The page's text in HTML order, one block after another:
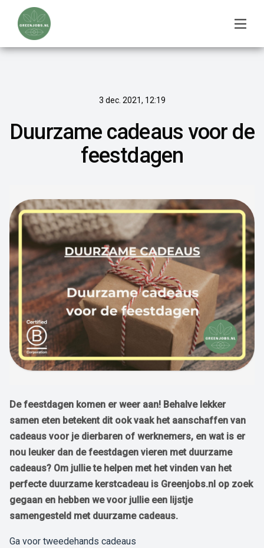
3 dec. 2021, 12:19
Duurzame cadeaus voor de
feestdagen
De feestdagen komen er weer aan! Behalve lekker
samen eten betekent dit ook vaak het aanschaffen van
cadeaus voor je dierbaren of werknemers, en wat is er
nou leuker dan de feestdagen vieren met duurzame
cadeaus? Om jullie te helpen met het vinden van het
perfecte duurzame kerstcadeau is Greenjobs.nl op zoek
gegaan en hebben we voor jullie een lijstje
samengesteld met duurzame cadeaus.
Ga voor tweedehands cadeaus